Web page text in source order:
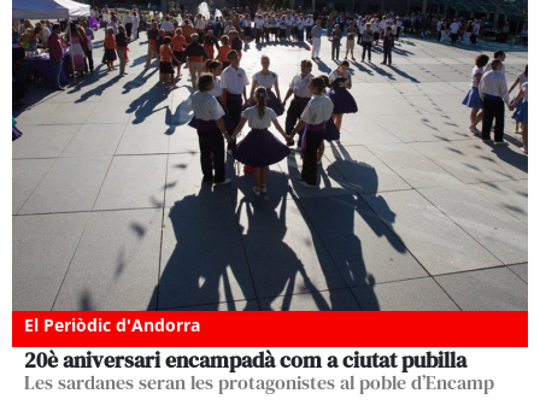
El Periòdic d'Andorra
20è aniversari encampadà com a ciutat pubilla
Les sardanes seran les protagonistes al poble d’Encamp